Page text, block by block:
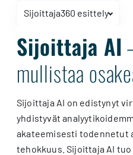
Sijoittaja360 esittely
Näytä tai piilota
Sijoittaja
AI
Sijoittaja AI
mullistaa
Sijoittaja AI on edistynyt
yhdistyvät
akateemisesti todennetut
tehokkuus. Sijoittaja AI